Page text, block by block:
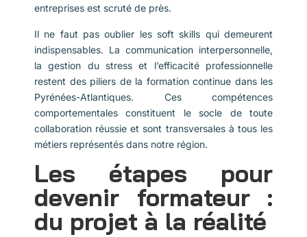
entreprises est scruté de près.
Il ne faut pas oublier les soft skills qui demeurent
indispensables. La communication interpersonnelle,
la gestion du stress et l’efficacité professionnelle
restent des piliers de la formation continue dans les
Pyrénées-Atlantiques. Ces compétences
comportementales constituent le socle de toute
collaboration réussie et sont transversales à tous les
métiers représentés dans notre région.
Les étapes pour
devenir formateur :
du projet à la réalité